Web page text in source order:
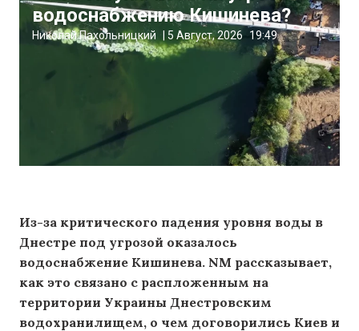
водоснабжению Кишинева?
Николай Пахольницкий 5 Август, 2026 19:49
Из-за критического падения уровня воды в
Днестре под угрозой оказалось
водоснабжение Кишинева. NM рассказывает,
как это связано с распложенным на
территории Украины Днестровским
водохранилищем, о чем договорились Киев и